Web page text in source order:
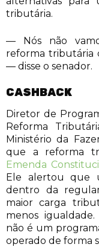
tributária.
— Nós não
reforma tributária
— disse o senador.
CASHBACK
Diretor de
Reforma
Ministério da
que a reforma
Emenda
Ele alertou que
dentro da
maior carga
menos
não é um
operado de forma